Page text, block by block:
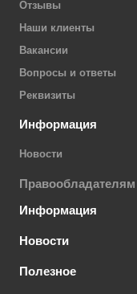
Отзывы
Наши клиенты
Вакансии
Вопросы и ответы
Реквизиты
Информация
Новости
Правообладателям
Информация
Новости
Полезное